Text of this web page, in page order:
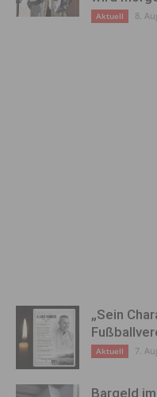
Aktuell 8.
„Sein
Aktuell 7.
Bargeld